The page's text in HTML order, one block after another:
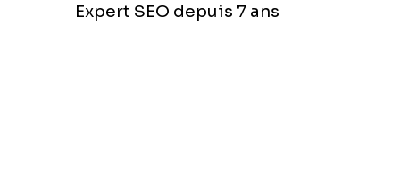
Expert SEO depuis 7 ans